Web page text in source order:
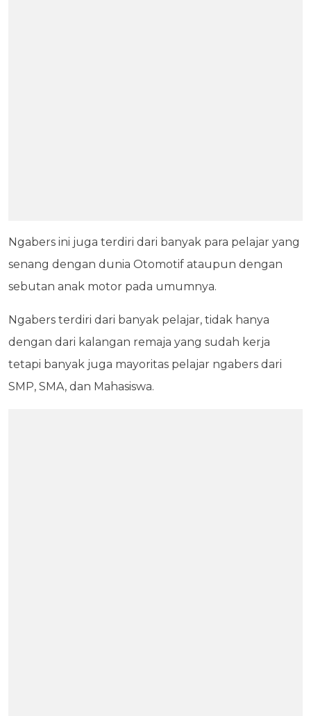
Ngabers ini juga terdiri dari banyak para pelajar yang
senang dengan dunia Otomotif ataupun dengan
sebutan anak motor pada umumnya.
Ngabers terdiri dari banyak pelajar, tidak hanya
dengan dari kalangan remaja yang sudah kerja
tetapi banyak juga mayoritas pelajar ngabers dari
SMP, SMA, dan Mahasiswa.